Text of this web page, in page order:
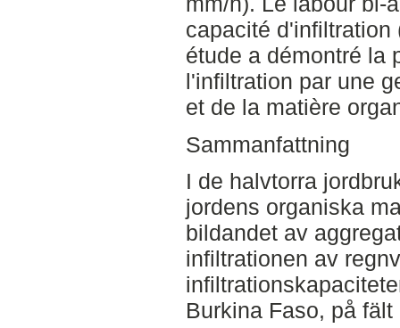
capacité d'infiltration
étude a démontré la
l'infiltration par une
et de la matière
Sammanfattning
I de halvtorra
jordens organiska
bildandet av
infiltrationen av
Burkina Faso, på